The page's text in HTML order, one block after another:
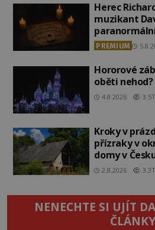
Herec
muzikant
PREMIUM
Hororové
oběti nehod?
4.8.2026
Kroky v
přízraky v
domy v
2.8.2026
NENECHTE SI UJÍT
ČLÁNKY